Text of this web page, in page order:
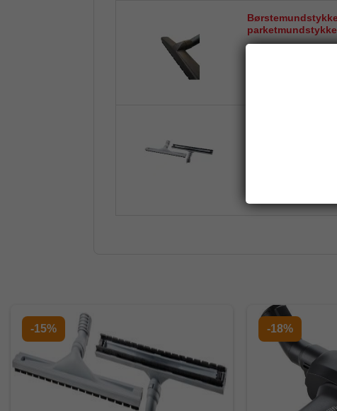
Børstemundstykke
-15% -18%